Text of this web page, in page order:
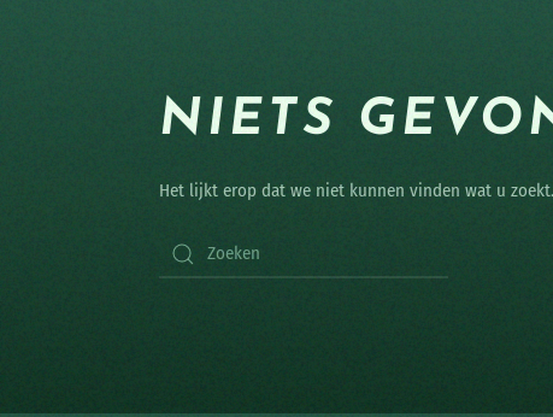
NIETS
Het lijkt erop dat we niet kunnen vinden wat u